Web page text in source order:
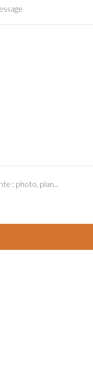
: photo, plan...